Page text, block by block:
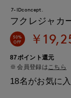
7-IDconcept.
フクレジャカ
50%
OFF
￥
87ポイント還元
会員登録は こちら
18名がお気に